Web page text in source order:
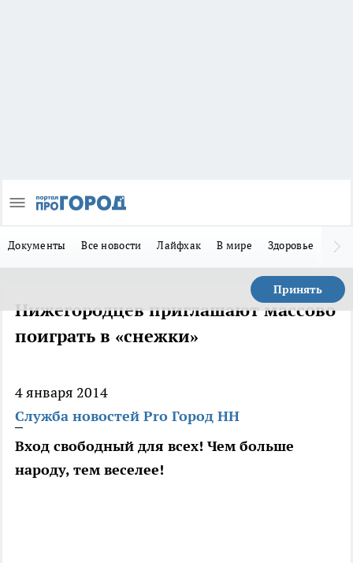
Документы Все новости Лайфхак В мире Здоровье
Принять
Нижегородцев приглашают массово
поиграть в «снежки»
4 января 2014
Служба новостей Pro Город НН
Вход свободный для всех! Чем больше
народу, тем веселее!